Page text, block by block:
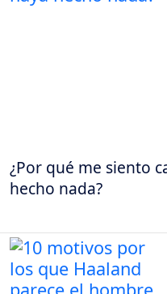
¿Por qué me siento
hecho nada?